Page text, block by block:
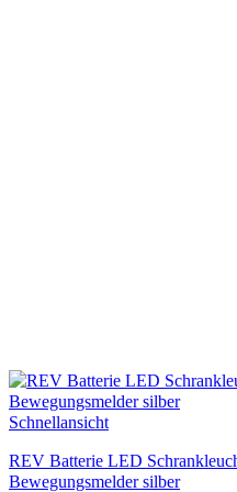
Schnellansicht
REV Batterie LED
Bewegungsmelder silber